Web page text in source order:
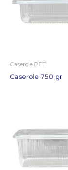
Caserole PET
Caserole 750 gr